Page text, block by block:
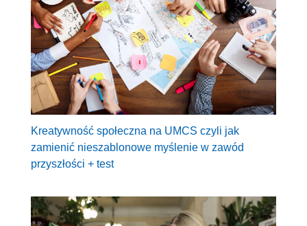
Kreatywność społeczna na UMCS czyli jak
zamienić nieszablonowe myślenie w zawód
przyszłości + test